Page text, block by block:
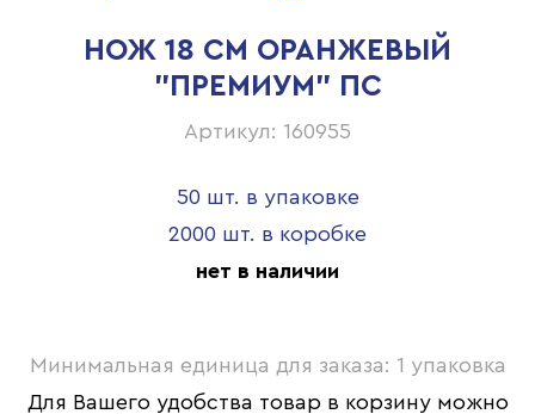
НОЖ 18 СМ ОРАНЖЕВЫЙ
"ПРЕМИУМ" ПС
Артикул: 160955
50 шт. в упаковке
2000 шт. в коробке
нет в наличии
Минимальная единица для заказа: 1 упаковка
Для Вашего удобства товар в корзину можно